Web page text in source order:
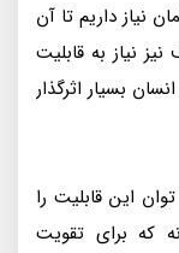
نیاز داریم تا آن
نیاز به قابلیت
بسیار اثرگذار
این قابلیت را
که برای تقویت